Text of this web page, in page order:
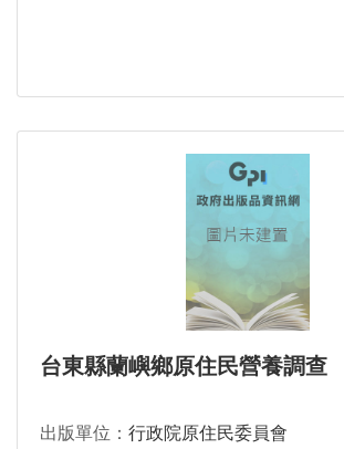
台東縣蘭嶼鄉原住民營養調查
出版單位： 行政院原住民委員會